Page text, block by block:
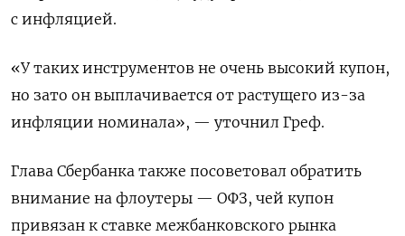
с инфляцией.
«У таких инструментов не очень высокий купон,
но зато он выплачивается от растущего из-за
инфляции номинала», — уточнил Греф.
Глава Сбербанка также посоветовал обратить
внимание на флоутеры — ОФЗ, чей купон
привязан к ставке межбанковского рынка